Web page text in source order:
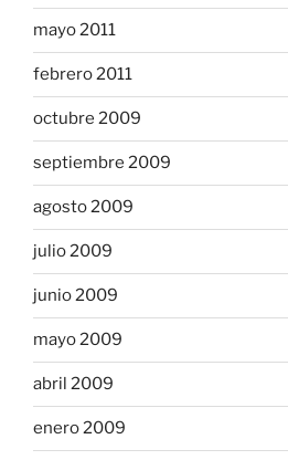
mayo 2011
febrero 2011
octubre 2009
septiembre 2009
agosto 2009
julio 2009
junio 2009
mayo 2009
abril 2009
enero 2009